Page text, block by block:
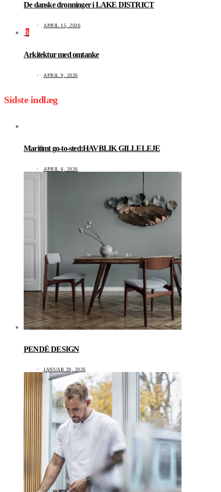
De danske dronninger i LAKE DISTRICT
APRIL 15, 2026
5
Arkitektur med omtanke
APRIL 9, 2026
Sidste indlæg
Maritimt go-to-sted:HAVBLIK GILLELEJE
APRIL 6, 2026
PENDÈ DESIGN
JANUAR 20, 2026